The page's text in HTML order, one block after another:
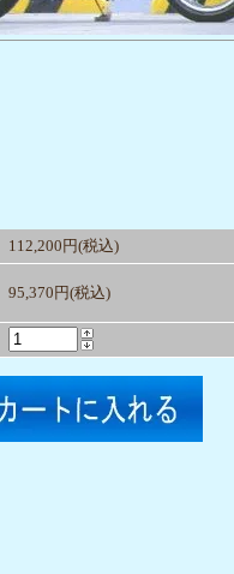
112,200円(税込)
95,370円(税込)